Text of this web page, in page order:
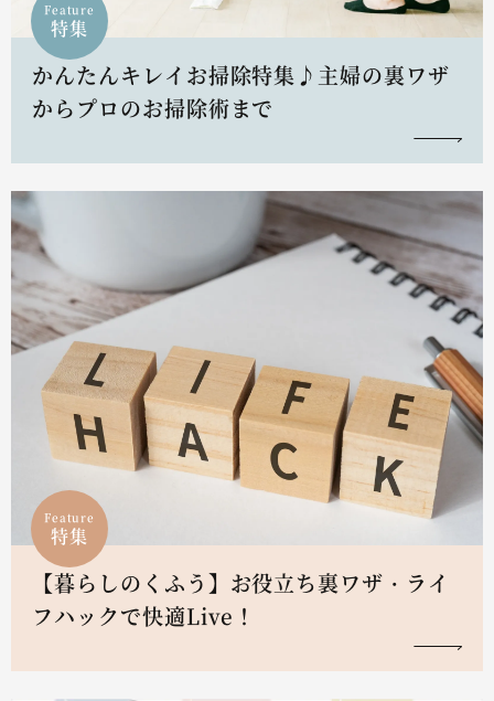
Feature
特集
かんたんキレイお掃除特集♪主婦の裏ワザ
からプロのお掃除術まで
Feature
特集
【暮らしのくふう】お役立ち裏ワザ・ライ
フハックで快適Live！